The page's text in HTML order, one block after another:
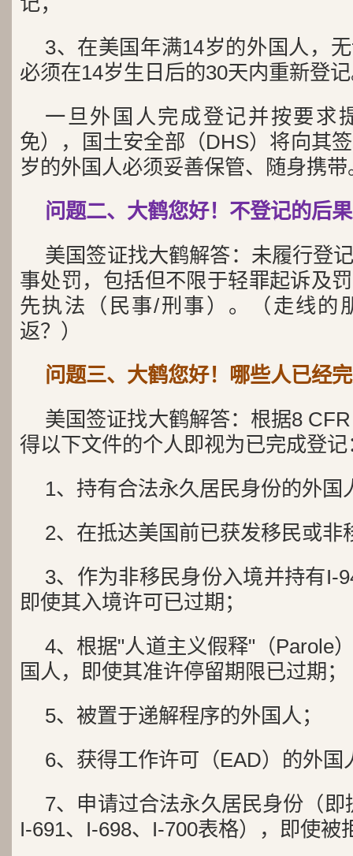
3、在美国年满14岁的外国人，
必须在14岁生日后的30天内重新登
一旦外国人完成登记并按要求
免），国土安全部（DHS）将向其
岁的外国人必须妥善保管、随身携带
问题二、大鹤您好！不登记的后
美国签证找大鹤解答：未履行登
事处罚，包括但不限于轻罪起诉及
先执法（民事/刑事）。（走线的
返？）
问题三、大鹤您好！哪些人已经
美国签证找大鹤解答：根据8
得以下文件的个人即视为已完成登记
1、持有合法永久居民身份的外国
2、在抵达美国前已获发移民或非
3、作为非移民身份入境并持有I-
即使其入境许可已过期；
4、根据"人道主义假释"（Parole
国人，即使其准许停留期限已过期；
5、被置于递解程序的外国人；
6、获得工作许可（EAD）的外国
7、申请过合法永久居民身份（即
I-691、I-698、I-700表格），即使被